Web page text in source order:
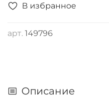
В избранное
арт. 149796
Описание